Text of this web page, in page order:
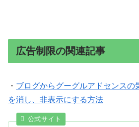
広告制限の関連記事
・ ブログからグーグルアドセンスの
を消し、非表示にする方法